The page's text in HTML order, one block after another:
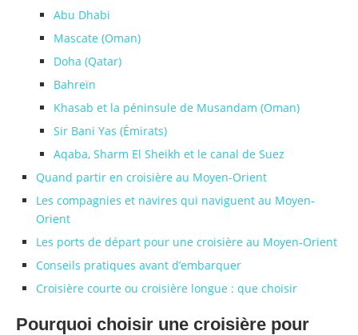
Abu Dhabi
Mascate (Oman)
Doha (Qatar)
Bahreïn
Khasab et la péninsule de Musandam (Oman)
Sir Bani Yas (Émirats)
Aqaba, Sharm El Sheikh et le canal de Suez
Quand partir en croisière au Moyen-Orient
Les compagnies et navires qui naviguent au Moyen-
Orient
Les ports de départ pour une croisière au Moyen-Orient
Conseils pratiques avant d’embarquer
Croisière courte ou croisière longue : que choisir
Pourquoi choisir une croisière pour